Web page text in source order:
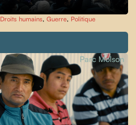
Droits humains, Guerre, Politique
Parc Molson